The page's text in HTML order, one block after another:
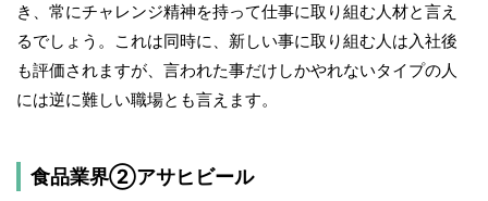
き、常にチャレンジ精神を持って仕事に取り組む人材と言え
るでしょう。これは同時に、新しい事に取り組む人は入社後
も評価されますが、言われた事だけしかやれないタイプの人
には逆に難しい職場とも言えます。
食品業界②アサヒビール